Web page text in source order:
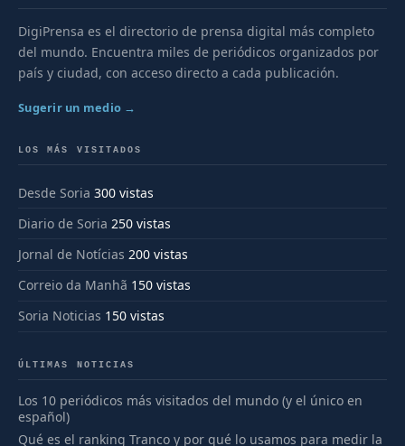
DigiPrensa es el directorio de prensa digital más completo
del mundo. Encuentra miles de periódicos organizados por
país y ciudad, con acceso directo a cada publicación.
Sugerir un medio →
LOS MÁS VISITADOS
Desde Soria 300 vistas
Diario de Soria 250 vistas
Jornal de Notícias 200 vistas
Correio da Manhã 150 vistas
Soria Noticias 150 vistas
ÚLTIMAS NOTICIAS
Los 10 periódicos más visitados del mundo (y el único en
español)
Qué es el ranking Tranco y por qué lo usamos para medir la